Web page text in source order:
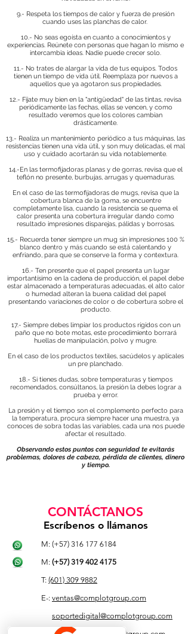
9.- Respeta los tiempos de calor y fuerza de presión
cuando uses las planchas de calor.
10.- No seas egoísta en cuanto a conocimientos y
experiencias. Reúnete con personas que hagan lo mismo e
intercambia ideas. Nadie puede crecer solo.
11.- No trates de alargar la vida de tus equipos. Todos
tienen un tiempo de vida útil. Reemplaza por nuevos a
aquellos que ya agotaron sus propiedades.
12.- Fíjate muy bien en la "antigüedad" de las tintas, revisa
periódicamente las fechas, ellas se vencen, y como
resultado veremos que los colores cambian
drásticamente.
13.- Realiza un mantenimiento periódico a tus máquinas, las
resistencias tienen una vida útil, y son muy delicadas, el mal
uso y cuidado acortarán su vida notablemente.
14.-En las termofijadoras planas y de gorras, revisa que el
teflón no presente, burbujas, arrugas y quemaduras.
En el caso de las termofijadoras de mugs, revisa que la
cobertura blanca de la goma, se encuentre
completamente lisa, cuando la resistencia se quema el
calor presenta una cobertura irregular dando como
resultado impresiones disparejas, pálidas y borrosas.
15.- Recuerda tener siempre un mug sin impresiones 100 %
blanco dentro y más cuando se está calentando y
enfriando, para que se conserve la forma y contextura.
16.- Ten presente que el papel presenta un lugar
importantísimo en la cadena de producción, el papel debe
estar almacenado a temperaturas adecuadas, el alto calor
o humedad alteran la buena calidad del papel
presentando variaciones de color o de cobertura sobre el
producto.
17.- Siempre debes limpiar los productos rígidos con un
paño que no bote motas, este procedimiento borrará
huellas de manipulación, polvo y mugre.
En el caso de los productos textiles, sacúdelos y aplícales
un pre planchado.
18.- Si tienes dudas, sobre temperaturas y tiempos
recomendados, consúltanos, la presión la debes lograr a
prueba y error.
La presión y el tiempo son el complemento perfecto para
la temperatura, procura siempre hacer una muestra, ya
conoces de sobra todas las variables, cada una nos puede
afectar el resultado.
Observando estos puntos con seguridad te evitarás
problemas, dolores de cabeza, pérdida de clientes, dinero
y tiempo.
CONTÁCTANOS
Escríbenos o llámanos
M: (+57) 316 177 6184
M: (+57)319 402 4175
T: (601) 309 9882
E-: ventas@complotgroup.com
soportedigital@complotgroup.com